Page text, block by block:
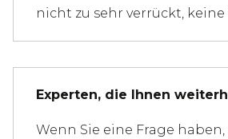
nicht zu sehr verrückt, keine
Experten, die Ihnen
Wenn Sie eine Frage